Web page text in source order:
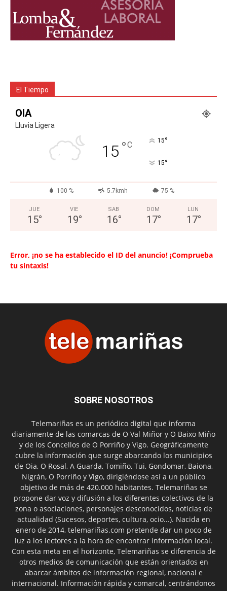
El Tiempo
OIA
Lluvia Ligera
15 °C 15°
15°
100 % 5.7kmh 75 %
JUE
15°
VIE
19°
SAB
16°
DOM
17°
LUN
17°
Error, ¡no se ha establecido el ID del anuncio! ¡Comprueba
tu sintaxis!
SOBRE NOSOTROS
Telemariñas es un periódico digital que informa
diariamente de las comarcas de O Val Miñor y O Baixo Miño
y de los Concellos de O Porriño y Vigo. Geográficamente
cubre la información que surge abarcando los municipios
de Oia, O Rosal, A Guarda, Tomiño, Tui, Gondomar, Baiona,
Nigrán, O Porriño y Vigo, dirigiéndose así a un público
objetivo de más de 420.000 habitantes. Telemariñas se
propone dar voz y difusión a los diferentes colectivos de la
zona o asociaciones, personajes desconocidos, noticias de
actualidad (Sucesos, deportes, cultura, ocio...). Nacida en
enero de 2014, telemariñas.com pretende dar un poco de
luz a los lectores a la hora de encontrar información local.
Con esta meta en el horizonte, Telemariñas se diferencia de
otros medios de comunicación que están orientados en
abarcar ámbitos de información regional, nacional e
internacional. Información rápida y comarcal, centrándonos